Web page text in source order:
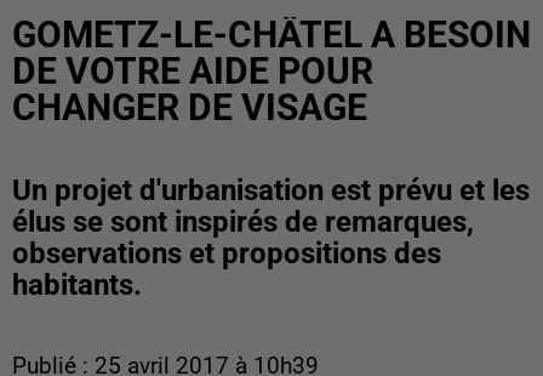
GOMETZ-LE-CHÂTEL A BESOIN
DE VOTRE AIDE POUR
CHANGER DE VISAGE
Un projet d'urbanisation est prévu et les
élus se sont inspirés de remarques,
observations et propositions des
habitants.
Publié : 25 avril 2017 à 10h39